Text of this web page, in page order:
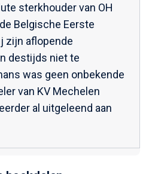
sterkhouder van OH
Belgische Eerste
zijn aflopende
destijds niet te
was geen onbekende
van KV Mechelen
al uitgeleend aan